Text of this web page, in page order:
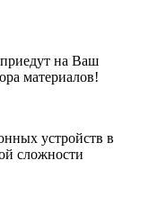
на Ваш
материалов!
устройств в
сложности